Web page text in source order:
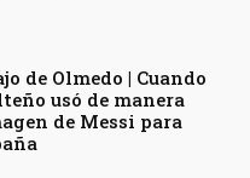
de Olmedo | Cuando
usó de manera
de Messi para